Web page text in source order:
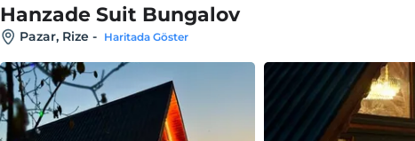
Hanzade Suit Bungalov
Pazar, Rize- Haritada Göster